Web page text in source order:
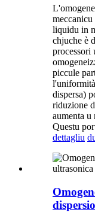
liquidu in
chjuche è
processori
piccule
dispersa)
riduzione
aumenta
Questu
dettagliu